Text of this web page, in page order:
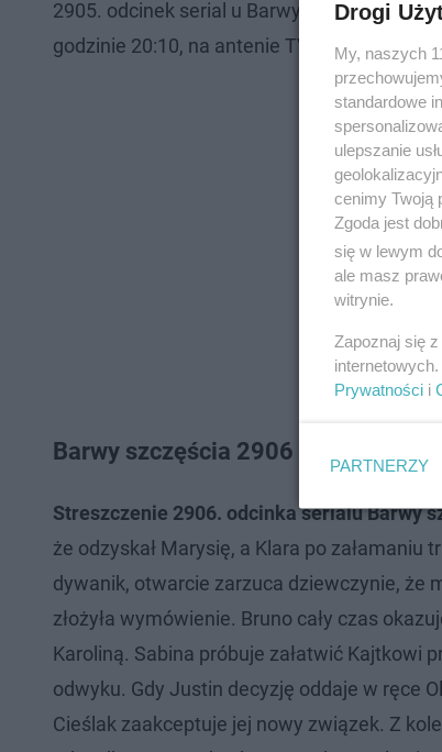
2905. odcinek serial u Barwy szczęścia
godzinie 20:10, na antenie TVP2.
Barwy szczęścia 2906 -
Streszczenie 2906. odcinka serialu Barwy
że odzyskał Marysię, a Klara po załamaniu
dywanik, otwarcie zarzuca dziewczynie, że
złożyła wymówienie. Bruno cały czas
Karoliną. Sabina próbuje załatwić Kajtkowi
odwyku. Gdy Justin decyzję oddaje w ręce
Cieślak zaakceptuje jej nowy związek. Z
Drogi
My, naszych
standardowe
ulepszanie
cenimy Twoją
Zgoda jest
się w lewym
ale masz
witrynie.
Zapoznaj się
Prywatności i
PARTNERZY